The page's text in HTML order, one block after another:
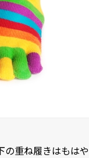
の重ね履きはもはや